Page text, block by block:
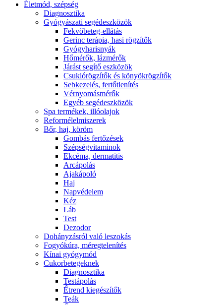
Életmód, szépség
Diagnosztika
Gyógyászati segédeszközök
Fekvőbeteg-ellátás
Gerinc terápia, hasi rögzítők
Gyógyharisnyák
Hőmérők, lázmérők
Járást segítő eszközök
Csuklórögzítők és könyökrögzítők
Sebkezelés, fertőtlenítés
Vérnyomásmérők
Egyéb segédeszközök
Spa termékek, illóolajok
Reformélelmiszerek
Bőr, haj, köröm
Gombás fertőzések
Szépségvitaminok
Ekcéma, dermatitis
Arcápolás
Ajakápoló
Haj
Napvédelem
Kéz
Láb
Test
Dezodor
Dohányzásról való leszokás
Fogyókúra, méregtelenítés
Kínai gyógymód
Cukorbetegeknek
Diagnosztika
Testápolás
É́trend kiegészítők
Teák